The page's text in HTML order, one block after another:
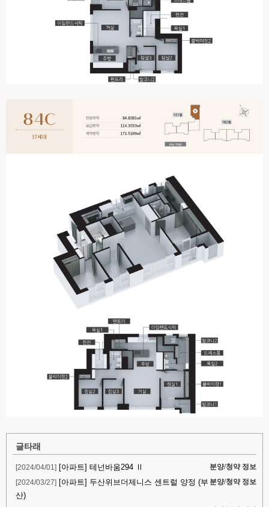
글타래
[2024/04/01] 분양/청약 정보
[아파트] 테넌바움294 Ⅱ
[2024/03/27] 분양/청약 정보
[아파트] 두산위브더제니스 센트럴 양정 (부
산)